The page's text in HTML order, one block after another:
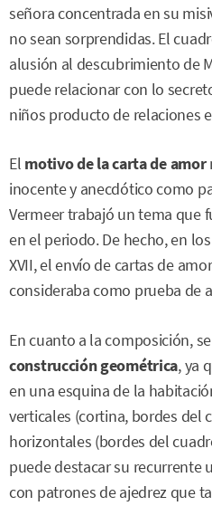
señora concentrada en su
no sean sorprendidas. El
alusión al descubrimiento de
puede relacionar con lo
niños producto de relaciones
El motivo de la carta de amor
inocente y anecdótico como
Vermeer trabajó un tema que
en el periodo. De hecho, en
XVII, el envío de cartas de
consideraba como prueba de
En cuanto a la composición,
construcción geométrica, ya
en una esquina de la
verticales (cortina, bordes del
horizontales (bordes del
puede destacar su recurrente
con patrones de ajedrez que